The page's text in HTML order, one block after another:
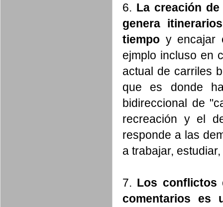
6. La creación
genera
tiempo y encajar
ejmplo incluso en
actual de carriles
que es donde
bidireccional de
recreación y el
responde a las
a trabajar,
7. Los conflictos
comentarios